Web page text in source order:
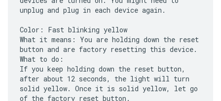
unplug and plug in each device again.
Color: Fast blinking yellow
What it means: You are holding down the reset
button and are factory resetting this device.
What to do:
If you keep holding down the reset button,
after about 12 seconds, the light will turn
solid yellow. Once it is solid yellow, let go
of the factory reset button.